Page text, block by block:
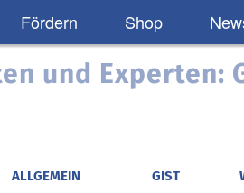
Fördern Shop
und Experten:
ALLGEMEIN GIST